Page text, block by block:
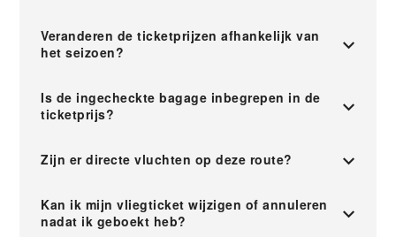
Veranderen de ticketprijzen afhankelijk van
het seizoen?
Is de ingecheckte bagage inbegrepen in de
ticketprijs?
Zijn er directe vluchten op deze route?
Kan ik mijn vliegticket wijzigen of annuleren
nadat ik geboekt heb?